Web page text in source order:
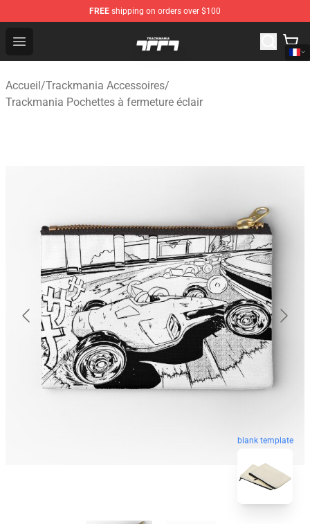
FREE shipping on orders over $100
Open menu
Trackmania Store - Official Trackmania Merchandise
Accueil/Trackmania Accessoires/
Trackmania Pochettes à fermeture éclair
blank template